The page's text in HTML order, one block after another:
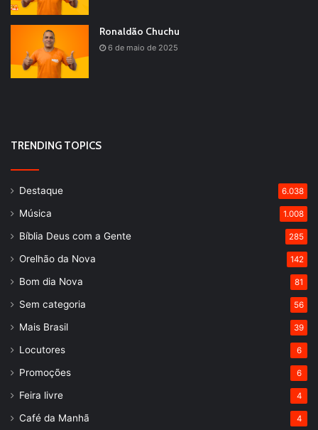
Ronaldão Chuchu
6 de maio de 2025
TRENDING TOPICS
Destaque 6.038
Música 1.008
Bíblia Deus com a Gente 285
Orelhão da Nova 142
Bom dia Nova 81
Sem categoria 56
Mais Brasil 39
Locutores 6
Promoções 6
Feira livre 4
Café da Manhã 4